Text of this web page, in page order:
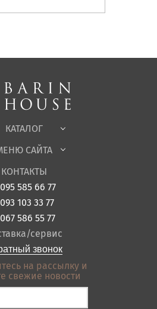
КАТАЛОГ
Кровати
мебель
мебель
мебель
САЙТА
и доставка
сайта
покупки
КОНТАКТЫ
095 585 66 77
093 103 33 77
067 586 55 77
сервис
звонок
на рассылку и
свежие новости